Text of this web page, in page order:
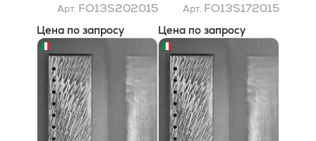
Арт. FO13S202015
Цена по запросу
Арт. FO13S172015
Цена по запросу